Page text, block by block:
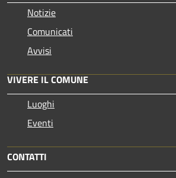
Notizie
Comunicati
Avvisi
VIVERE IL COMUNE
Luoghi
Eventi
CONTATTI